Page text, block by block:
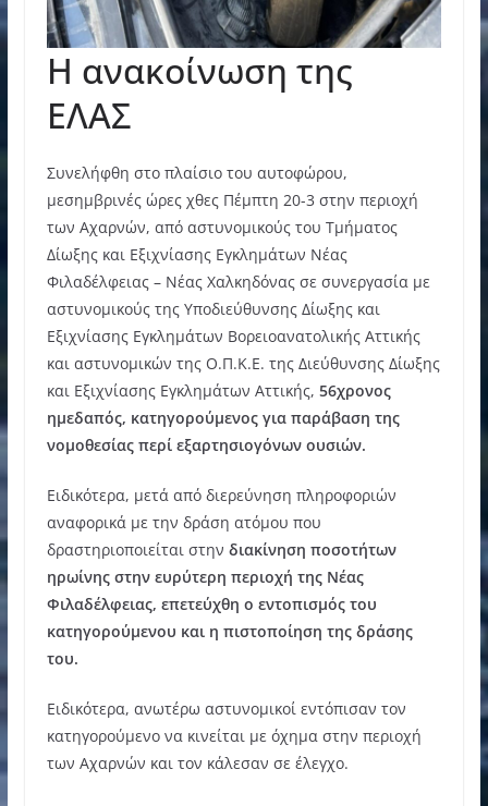
Η ανακοίνωση της
ΕΛΑΣ
Συνελήφθη στο πλαίσιο του αυτοφώρου,
μεσημβρινές ώρες χθες Πέμπτη 20-3 στην περιοχή
των Αχαρνών, από αστυνομικούς του Τμήματος
Δίωξης και Εξιχνίασης Εγκλημάτων Νέας
Φιλαδέλφειας – Νέας Χαλκηδόνας σε συνεργασία με
αστυνομικούς της Υποδιεύθυνσης Δίωξης και
Εξιχνίασης Εγκλημάτων Βορειοανατολικής Αττικής
και αστυνομικών της Ο.Π.Κ.Ε. της Διεύθυνσης Δίωξης
και Εξιχνίασης Εγκλημάτων Αττικής, 56χρονος
ημεδαπός, κατηγορούμενος για παράβαση της
νομοθεσίας περί εξαρτησιογόνων ουσιών.
Ειδικότερα, μετά από διερεύνηση πληροφοριών
αναφορικά με την δράση ατόμου που
δραστηριοποιείται στην διακίνηση ποσοτήτων
ηρωίνης στην ευρύτερη περιοχή της Νέας
Φιλαδέλφειας, επετεύχθη ο εντοπισμός του
κατηγορούμενου και η πιστοποίηση της δράσης
του.
Ειδικότερα, ανωτέρω αστυνομικοί εντόπισαν τον
κατηγορούμενο να κινείται με όχημα στην περιοχή
των Αχαρνών και τον κάλεσαν σε έλεγχο.